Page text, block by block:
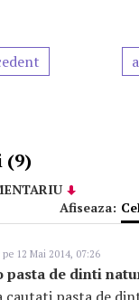
(9)
Afiseaza:
pe 12 Mai 2014, 07:26
pasta de dinti